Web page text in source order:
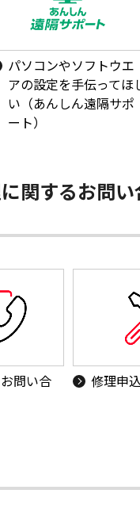
パソコンやソフトウエ
アの設定を手伝ってほ
い（あんしん遠隔サポ
ート）
関するお問
問い合
修理申込